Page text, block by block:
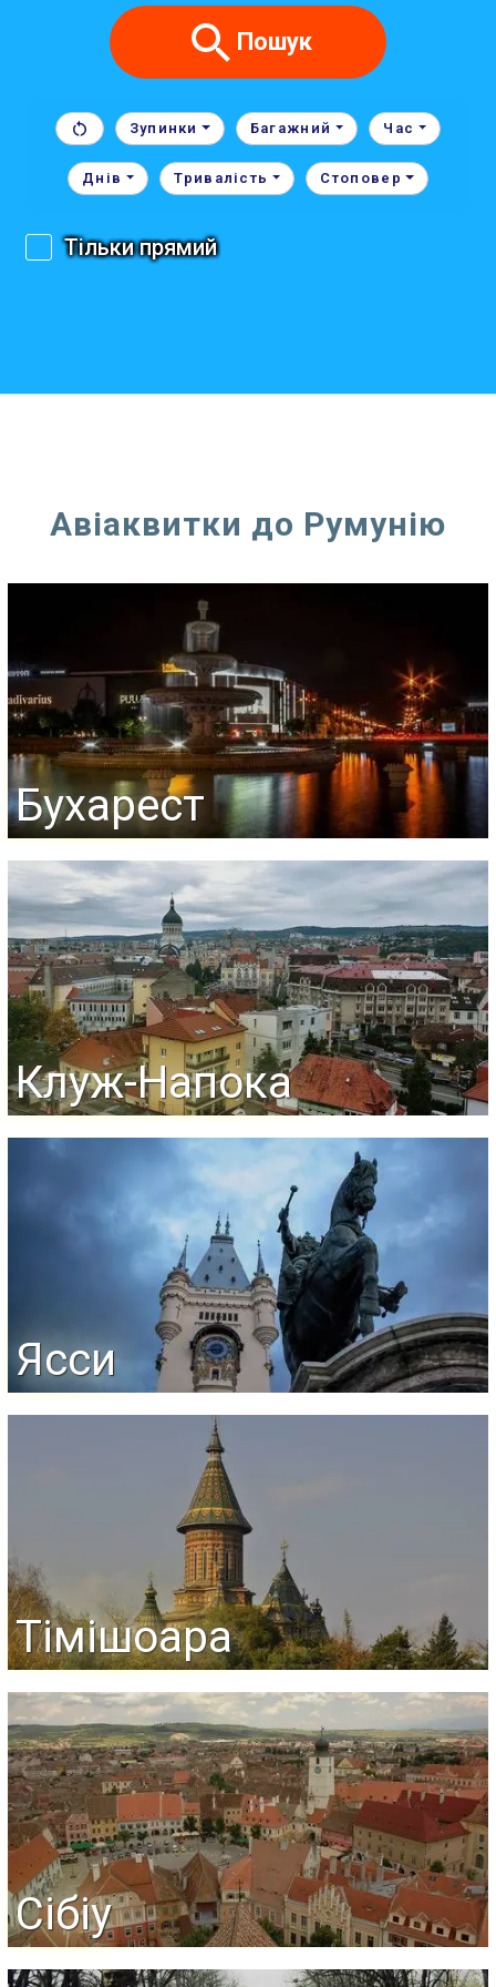
Пошук
Зупинки Багажний Час
Днів Тривалість Стоповер
Тільки прямий
Авіаквитки до Румунію
Бухарест
Клуж-Напока
Ясси
Тімішоара
Сібіу